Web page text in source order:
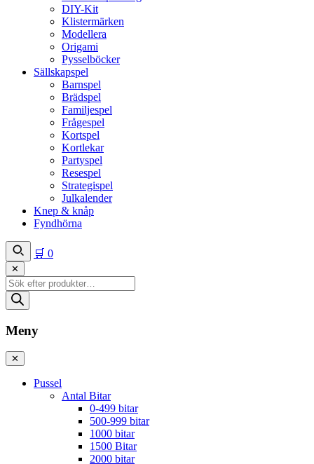
DIY-Kit
Klistermärken
Modellera
Origami
Pysselböcker
Sällskapspel
Barnspel
Brädspel
Familjespel
Frågespel
Kortspel
Kortlekar
Partyspel
Resespel
Strategispel
Julkalender
Knep & knåp
Fyndhörna
🛒 0
✕
Produktsökning
Meny
✕
Pussel
Antal Bitar
0-499 bitar
500-999 bitar
1000 bitar
1500 Bitar
2000 bitar